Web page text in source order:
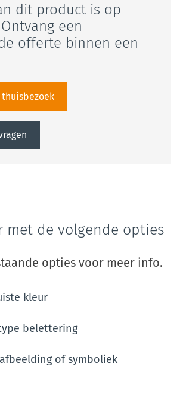
dit product is op
een
offerte binnen een
met de volgende opties
opties voor meer info.
kleur
belettering
of symboliek